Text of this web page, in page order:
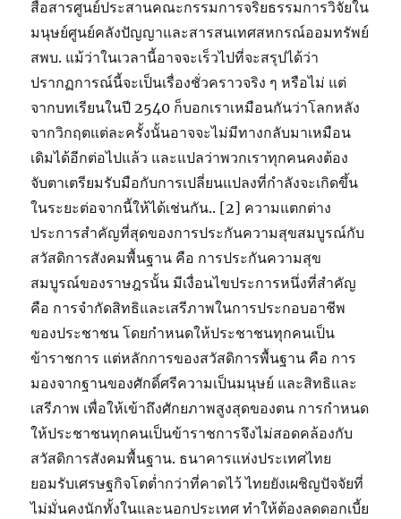
สื่อสารศูนย์ประสานคณะกรรมการจริยธรรมการวิจัยใน
มนุษย์ศูนย์คลังปัญญาและสารสนเทศสหกรณ์ออมทรัพย์
สพบ. แม้ว่าในเวลานี้อาจจะเร็วไปที่จะสรุปได้ว่า
ปรากฏการณ์นี้จะเป็นเรื่องชั่วคราวจริง ๆ หรือไม่ แต่
จากบทเรียนในปี 2540 ก็บอกเราเหมือนกันว่าโลกหลัง
จากวิกฤตแต่ละครั้งนั้นอาจจะไม่มีทางกลับมาเหมือน
เดิมได้อีกต่อไปแล้ว และแปลว่าพวกเราทุกคนคงต้อง
จับตาเตรียมรับมือกับการเปลี่ยนแปลงที่กำลังจะเกิดขึ้น
ในระยะต่อจากนี้ให้ได้เช่นกัน.. [2] ความแตกต่าง
ประการสำคัญที่สุดของการประกันความสุขสมบูรณ์กับ
สวัสดิการสังคมพื้นฐาน คือ การประกันความสุข
สมบูรณ์ของราษฎรนั้น มีเงื่อนไขประการหนึ่งที่สำคัญ
คือ การจำกัดสิทธิและเสรีภาพในการประกอบอาชีพ
ของประชาชน โดยกำหนดให้ประชาชนทุกคนเป็น
ข้าราชการ แต่หลักการของสวัสดิการพื้นฐาน คือ การ
มองจากฐานของศักดิ์ศรีความเป็นมนุษย์ และสิทธิและ
เสรีภาพ เพื่อให้เข้าถึงศักยภาพสูงสุดของตน การกำหนด
ให้ประชาชนทุกคนเป็นข้าราชการจึงไม่สอดคล้องกับ
สวัสดิการสังคมพื้นฐาน. ธนาคารแห่งประเทศไทย
ยอมรับเศรษฐกิจโตต่ำกว่าที่คาดไว้ ไทยยังเผชิญปัจจัยที่
ไม่มั่นคงนักทั้งในและนอกประเทศ ทำให้ต้องลดดอกเบี้ย